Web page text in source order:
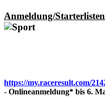
Anmeldung/
https://my.raceresult.com/
- Onlineanmeldung* bis 6.